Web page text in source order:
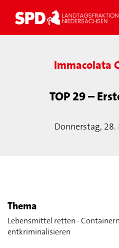
Immacolata
TOP 29 –
Donnerstag, 28.
Thema
Lebensmittel retten -
entkriminalisieren